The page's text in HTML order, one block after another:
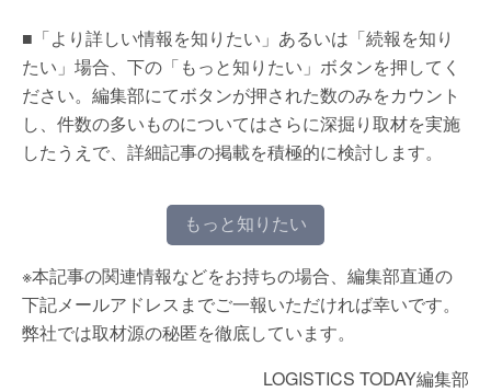
■「より詳しい情報を知りたい」あるいは「続報を知り
たい」場合、下の「もっと知りたい」ボタンを押してく
ださい。編集部にてボタンが押された数のみをカウント
し、件数の多いものについてはさらに深掘り取材を実施
したうえで、詳細記事の掲載を積極的に検討します。
もっと知りたい
※本記事の関連情報などをお持ちの場合、編集部直通の
下記メールアドレスまでご一報いただければ幸いです。
弊社では取材源の秘匿を徹底しています。
LOGISTICS TODAY編集部